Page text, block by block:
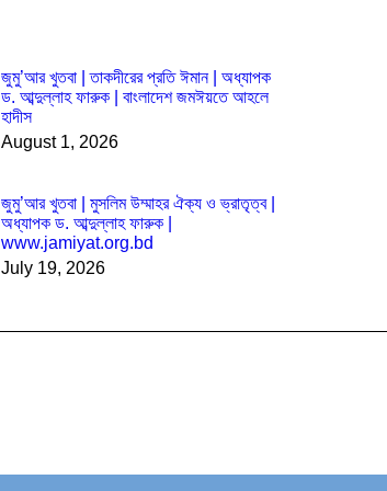
জুমু’আর খুতবা | তাকদীরের প্রতি ঈমান | অধ্যাপক
ড. আব্দুল্লাহ ফারুক | বাংলাদেশ জমঈয়তে আহলে
হাদীস
August 1, 2026
জুমু’আর খুতবা | মুসলিম উম্মাহর ঐক্য ও ভ্রাতৃত্ব |
অধ্যাপক ড. আব্দুল্লাহ ফারুক |
www.jamiyat.org.bd
July 19, 2026